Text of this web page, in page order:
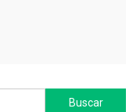
Buscar: